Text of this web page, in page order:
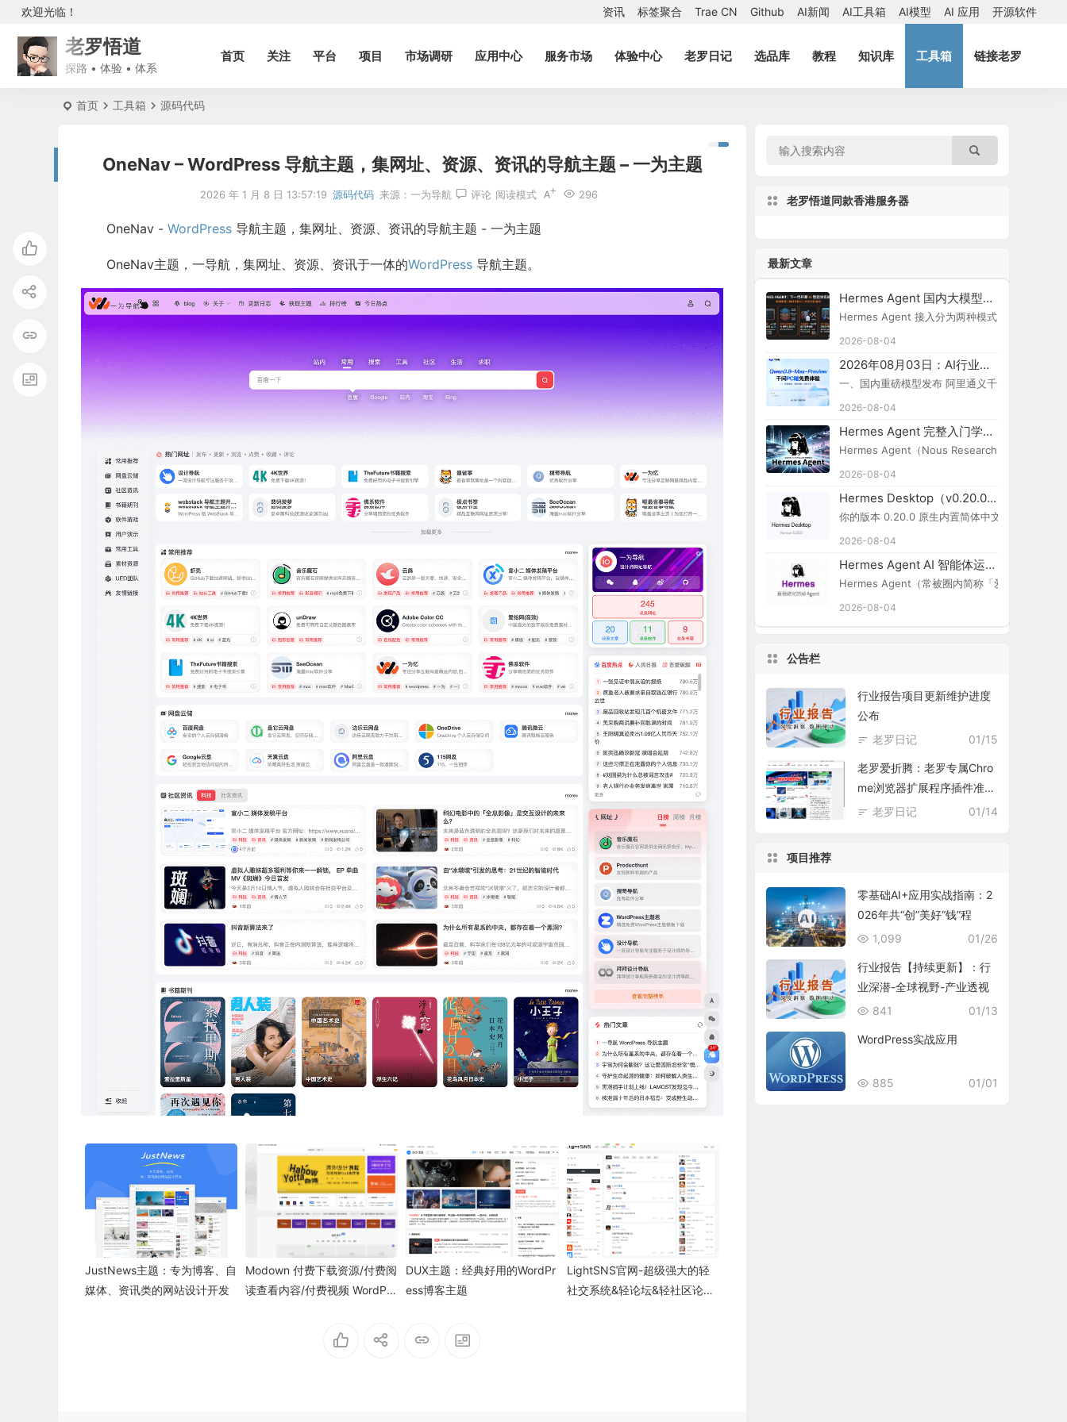
欢迎光临！ 资讯 标签聚合 Trae CN Github AI新闻 AI工具箱 AI模型 AI 应用 开源软件
老罗悟道
探路 • 体验 • 体系
首页 关注 平台 项目 市场调研 应用中心 服务市场 体验中心 老罗日记 选品库 教程 知识库 工具箱 链接老罗
首页 工具箱 源码代码
OneNav – WordPress 导航主题，集网址、资源、资讯的导航主题 – 一为主题
2026 年 1 月 8 日 13:57:19 源码代码 来源： 一为导航 评论 296
阅读模式
OneNav - WordPress 导航主题，集网址、资源、资讯的导航主题 - 一为主题
OneNav主题，一导航，集网址、资源、资讯于一体的WordPress 导航主题。
JustNews主题：专为博客、自
媒体、资讯类的网站设计开发
Modown 付费下载资源/付费阅
读查看内容/付费视频 WordPre
DUX主题：经典好用的WordPr
ess博客主题
LightSNS官网-超级强大的轻
社交系统&轻论坛&轻社区论坛
老罗悟道同款香港服务器
最新文章
Hermes Agent 国内大模型接入指南
Hermes Agent 接入分为两种模式：原生内置
2026-08-04
2026年08月03日：AI行业新闻简报
一、国内重磅模型发布 阿里通义千问
2026-08-04
Hermes Agent 完整入门学习路线图
Hermes Agent（Nous Research）：开源自进
2026-08-04
Hermes Desktop（v0.20.0）切换简体中文步骤
你的版本 0.20.0 原生内置简体中文，无需额外
2026-08-04
Hermes Agent AI 智能体运行引擎
Hermes Agent（常被圈内简称「爱马仕 Agent
2026-08-04
公告栏
行业报告项目更新维护进度
公布
01/15
老罗日记
老罗爱折腾：老罗专属Chro
me浏览器扩展程序插件准备
中
01/14
老罗日记
项目推荐
零基础AI+应用实战指南：2
026年共“创”美好“钱”程
01/26
1,099
行业报告【持续更新】：行
业深潜-全球视野-产业透视
01/13
841
WordPress实战应用
01/01
885